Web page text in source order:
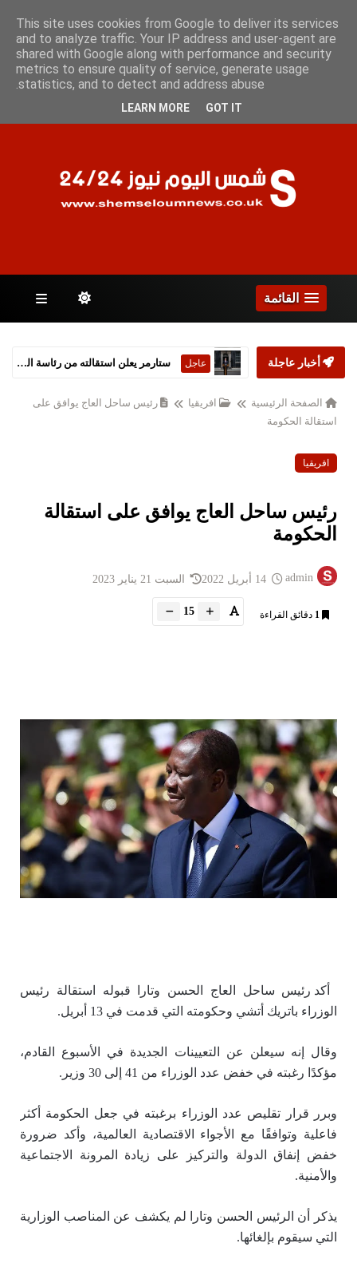
السبت 8 أغسطس 2026
الصفحات
القائمة
أخبار عاجلة عاجل ستارمر يعلن استقالته من رئاسة الحكومة البريطانية
الصفحة الرئيسية افريقيا
رئيس ساحل العاج يوافق على
استقالة الحكومة
افريقيا
رئيس ساحل العاج يوافق على استقالة
الحكومة
admin السبت 21 يناير 2023
1 دقائق القراءة 15
أكد رئيس ساحل العاج الحسن وتارا قبوله استقالة رئيس
الوزراء باتريك أتشي وحكومته التي قدمت في 13 أبريل.
وقال إنه سيعلن عن التعيينات الجديدة في الأسبوع القادم،
مؤكدًا رغبته في خفض عدد الوزراء من 41 إلى 30 وزير.
وبرر قرار تقليص عدد الوزراء برغبته في جعل الحكومة أكثر
فاعلية وتوافقًا مع الأجواء الاقتصادية العالمية، وأكد ضرورة
خفض إنفاق الدولة والتركيز على زيادة المرونة الاجتماعية
والأمنية.
يذكر أن الرئيس الحسن وتارا لم يكشف عن المناصب الوزارية
التي سيقوم بإلغائها.
This site uses cookies from Google to deliver its services
and to analyze traffic. Your IP address and user-agent are
shared with Google along with performance and security
metrics to ensure quality of service, generate usage
statistics, and to detect and address abuse.
LEARN MORE GOT IT